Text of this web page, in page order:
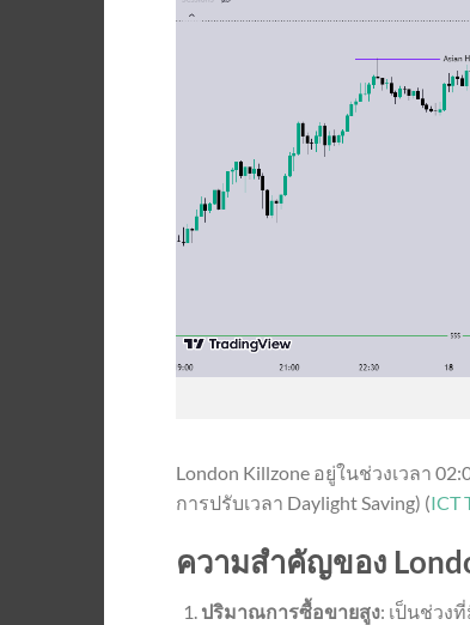
London Killzone อยู่ในช่วงเวลา
การปรับเวลา Daylight Saving) (ICT
ความสำคัญของ
ปริมาณการซื้อขายสูง: เป็นช่วง